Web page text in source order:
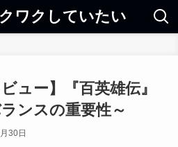
ワクしていたい
ュー】『百英雄伝』
ンスの重要性～
30日